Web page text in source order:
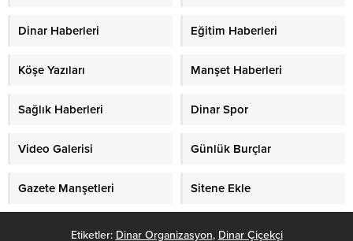
Dinar Haberleri Eğitim Haberleri
Köşe Yazıları Manşet Haberleri
Sağlık Haberleri Dinar Spor
Video Galerisi Günlük Burçlar
Gazete Manşetleri Sitene Ekle
Etiketler: Dinar Organizasyon, Dinar Çiçekçi